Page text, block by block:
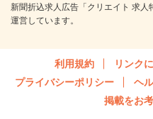
新聞折込求人広告「クリエイト 求
運営しています。
利用規約 リンク
プライバシーポリシー
ヘ
掲載をお